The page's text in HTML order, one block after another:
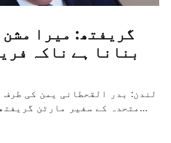
گریفتھ: میرا
بنانا ہے ناکہ
لندن: بدر القحطانی یمن کی طرف
متحدہ کے سفیر مارٹن
ثالثی اور اس کشمکش کی